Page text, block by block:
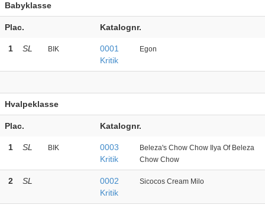
Babyklasse
Plac. Katalognr.
1 SL BIK
0001
Kritik
Egon
Hvalpeklasse
Plac. Katalognr.
1 SL BIK
0003
Kritik
Beleza's Chow Chow Ilya Of Beleza
Chow Chow
2 SL
0002
Kritik
Sicocos Cream Milo